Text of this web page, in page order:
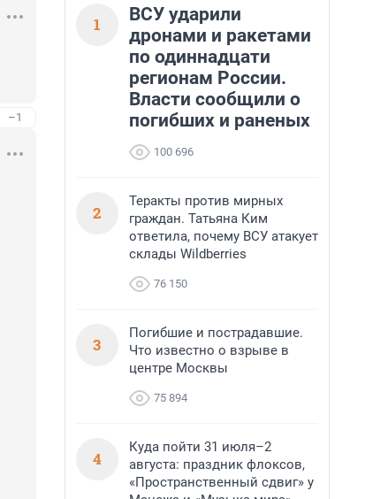
–1
1
ВСУ ударили
дронами и ракетами
по одиннадцати
регионам России.
Власти сообщили о
погибших и раненых
100 696
2
Теракты против мирных
граждан. Татьяна Ким
ответила, почему ВСУ атакует
склады Wildberries
76 150
3
Погибшие и пострадавшие.
Что известно о взрыве в
центре Москвы
75 894
4
Куда пойти 31 июля–2
августа: праздник флоксов,
«Пространственный сдвиг» у